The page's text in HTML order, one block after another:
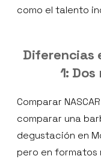
como el talento
Diferencias
1:
Comparar
comparar una
degustación en
pero en